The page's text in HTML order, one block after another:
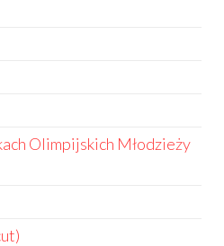
Olimpijskich Młodzieży